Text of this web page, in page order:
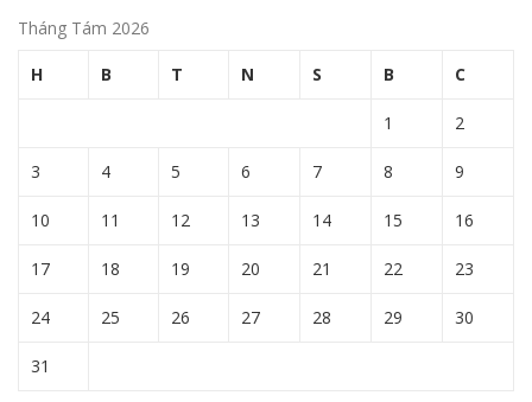
Tháng Tám 2026
H B T N S B C
1 2
3 4 5 6 7 8 9
10 11 12 13 14 15 16
17 18 19 20 21 22 23
24 25 26 27 28 29 30
31